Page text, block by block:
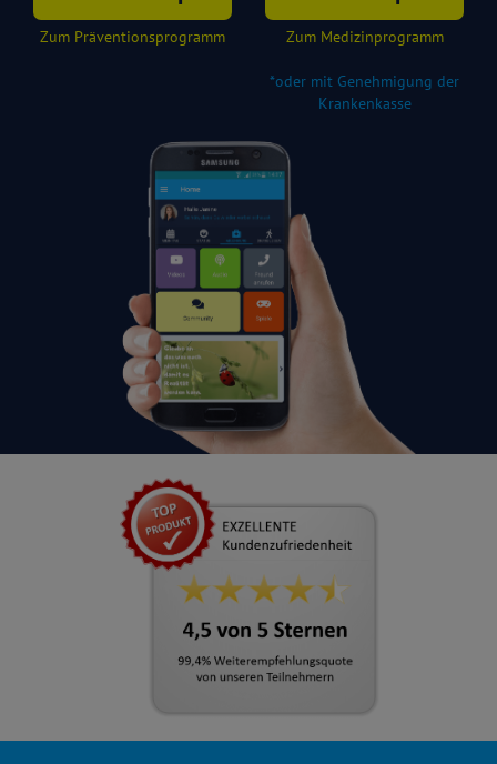
Zum Präventionsprogramm Zum Medizinprogramm
*oder mit Genehmigung der
Krankenkasse